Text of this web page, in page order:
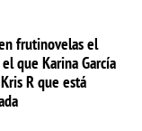
frutinovelas el
que Karina García
R que está